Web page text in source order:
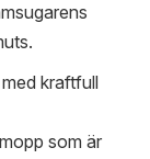
kraftfull
som är